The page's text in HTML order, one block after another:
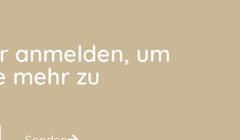
anmelden, um
mehr zu